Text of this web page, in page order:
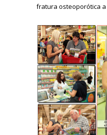
fratura osteoporótica